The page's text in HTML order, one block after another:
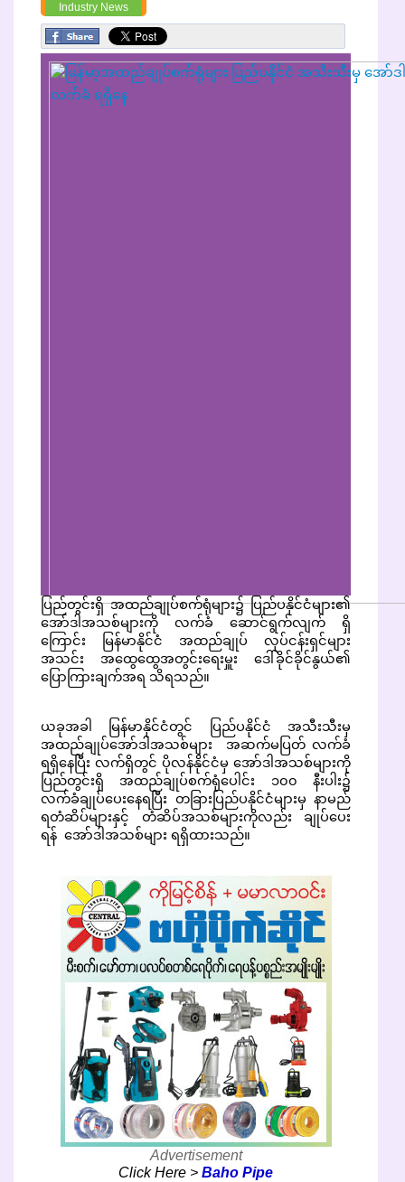
Industry News
ပြည်တွင်းရှိ အထည်ချုပ်စက်ရုံများ၌ ပြည်ပနိုင်ငံများ၏
အော်ဒါအသစ်များကို လက်ခံ ဆောင်ရွက်လျက် ရှိ
ကြောင်း မြန်မာနိုင်ငံ အထည်ချုပ် လုပ်ငန်းရှင်များ
အသင်း အထွေထွေအတွင်းရေးမှူး ဒေါ်ခိုင်ခိုင်နွယ်၏
ပြောကြားချက်အရ သိရသည်။
ယခုအခါ မြန်မာနိုင်ငံတွင် ပြည်ပနိုင်ငံ အသီးသီးမှ
အထည်ချုပ်အော်ဒါအသစ်များ အဆက်မပြတ် လက်ခံ
ရရှိနေပြီး လက်ရှိတွင် ပိုလန်နိုင်ငံမှ အော်ဒါအသစ်များကို
ပြည်တွင်းရှိ အထည်ချုပ်စက်ရုံပေါင်း ၁၀၀ နီးပါး၌
လက်ခံချုပ်ပေးနေရပြီး တခြားပြည်ပနိုင်ငံများမှ နာမည်
ရတံဆိပ်များနှင့် တံဆိပ်အသစ်များကိုလည်း ချုပ်ပေး
ရန် အော်ဒါအသစ်များ ရရှိထားသည်။
Advertisement
Click Here > Baho Pipe